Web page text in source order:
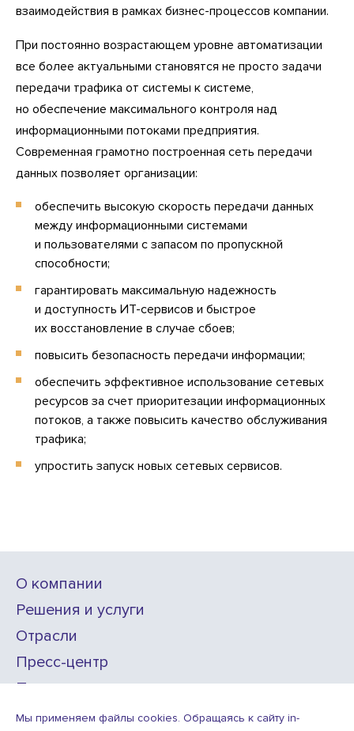
взаимодействия в рамках бизнес-процессов компании.
При постоянно возрастающем уровне автоматизации
все более актуальными становятся не просто задачи
передачи трафика от системы к системе,
но обеспечение максимального контроля над
информационными потоками предприятия.
Современная грамотно построенная сеть передачи
данных позволяет организации:
обеспечить высокую скорость передачи данных
между информационными системами
и пользователями с запасом по пропускной
способности;
гарантировать максимальную надежность
и доступность ИТ-сервисов и быстрое
их восстановление в случае сбоев;
повысить безопасность передачи информации;
обеспечить эффективное использование сетевых
ресурсов за счет приоритезации информационных
потоков, а также повысить качество обслуживания
трафика;
упростить запуск новых сетевых сервисов.
О компании
Решения и услуги
Отрасли
Пресс-центр
Проекты
Карьера
Мы применяем файлы cookies. Обращаясь к сайту in-